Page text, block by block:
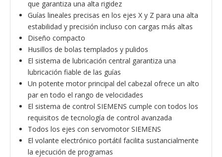
que garantiza una alta rigidez
Guías lineales precisas en los ejes X y Z para una alta
estabilidad y precisión incluso con cargas más altas
Diseño compacto
Husillos de bolas templados y pulidos
El sistema de lubricación central garantiza una
lubricación fiable de las guías
Un potente motor principal del cabezal ofrece un alto
par en todo el rango de velocidades
El sistema de control SIEMENS cumple con todos los
requisitos de tecnología de control avanzada
Todos los ejes con servomotor SIEMENS
El volante electrónico portátil facilita sustancialmente
la ejecución de programas